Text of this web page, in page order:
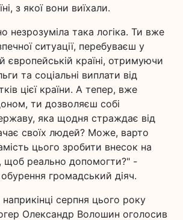
з якої вони виїхали.
незрозуміла така логіка. Ти вже
ситуації, перебуваєш у
європейській країні, отримуючи
та соціальні виплати від
цієї країни. А тепер, вже
ти дозволяєш собі
яка щодня страждає від
своїх людей? Може, варто
цього зробити внесок на
щоб реально допомогти?" -
громадський діяч.
серпня цього року
Олександр Волошин оголосив